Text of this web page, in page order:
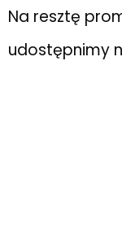
Na resztę
udostępnimy